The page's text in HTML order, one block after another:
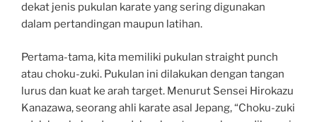
dekat jenis pukulan karate yang sering digunakan
dalam pertandingan maupun latihan.
Pertama-tama, kita memiliki pukulan straight punch
atau choku-zuki. Pukulan ini dilakukan dengan tangan
lurus dan kuat ke arah target. Menurut Sensei Hirokazu
Kanazawa, seorang ahli karate asal Jepang, “Choku-zuki